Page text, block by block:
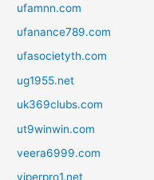
ufamnn.com
ufanance789.com
ufasocietyth.com
ug1955.net
uk369clubs.com
ut9winwin.com
veera6999.com
viperpro1.net